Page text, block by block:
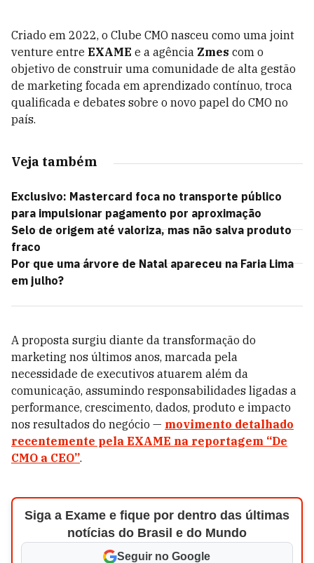
Criado em 2022, o Clube CMO nasceu como uma joint
venture entre EXAME e a agência Zmes com o
objetivo de construir uma comunidade de alta gestão
de marketing focada em aprendizado contínuo, troca
qualificada e debates sobre o novo papel do CMO no
país.
Veja também
Exclusivo: Mastercard foca no transporte público
para impulsionar pagamento por aproximação
Selo de origem até valoriza, mas não salva produto
fraco
Por que uma árvore de Natal apareceu na Faria Lima
em julho?
A proposta surgiu diante da transformação do
marketing nos últimos anos, marcada pela
necessidade de executivos atuarem além da
comunicação, assumindo responsabilidades ligadas a
performance, crescimento, dados, produto e impacto
nos resultados do negócio — movimento detalhado
recentemente pela EXAME na reportagem “De
CMO a CEO”.
Siga a Exame e fique por dentro das últimas
notícias do Brasil e do Mundo
Seguir no Google